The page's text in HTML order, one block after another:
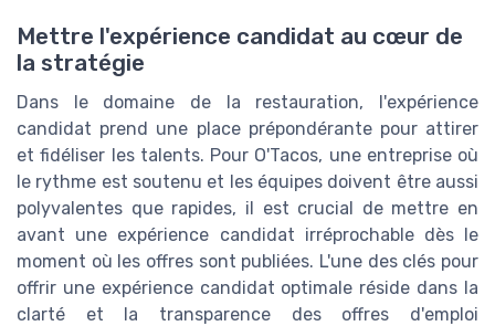
Mettre l'expérience candidat au cœur de
la stratégie
Dans le domaine de la restauration, l'expérience
candidat prend une place prépondérante pour attirer
et fidéliser les talents. Pour O'Tacos, une entreprise où
le rythme est soutenu et les équipes doivent être aussi
polyvalentes que rapides, il est crucial de mettre en
avant une expérience candidat irréprochable dès le
moment où les offres sont publiées. L'une des clés pour
offrir une expérience candidat optimale réside dans la
clarté et la transparence des offres d'emploi